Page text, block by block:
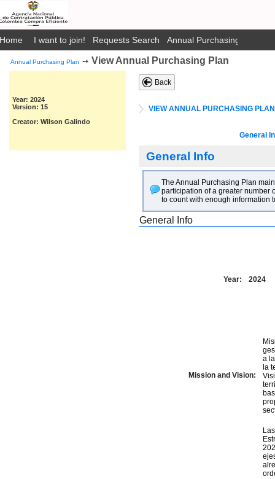
Home I want to join! Requests Search Annual Purchasing Plan
Annual Purchasing Plan ➙ View Annual Purchasing Plan
Year: 2024
Version: 15
Creator: Wilson Galindo
Back
VIEW ANNUAL PURCHASING PLAN
General
General Info
The Annual Purchasing Plan
participation of a greater number
to count with enough information
General Info
Year: 2024
Mission and Vision:
a
la
2022 -2026